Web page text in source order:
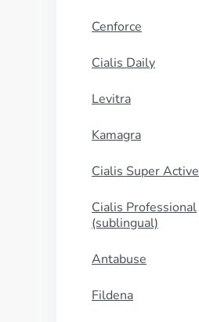
Cenforce
Cialis Daily
Levitra
Kamagra
Cialis Super Active
Cialis Professional
(sublingual)
Antabuse
Fildena